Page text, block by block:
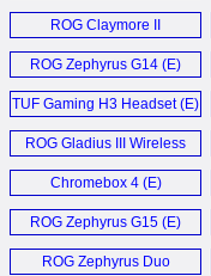
ROG Claymore II
Keyboard (E)
ROG Zephyrus G14 (E)
TUF Gaming H3 Headset (E)
ROG Gladius III Wireless
Mouse (E)
Chromebox 4 (E)
ROG Zephyrus G15 (E)
ROG Zephyrus Duo